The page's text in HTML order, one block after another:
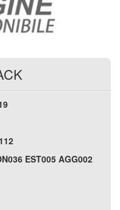
EST005 AGG002